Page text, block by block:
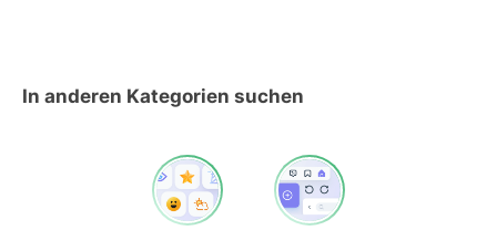
In anderen Kategorien suchen